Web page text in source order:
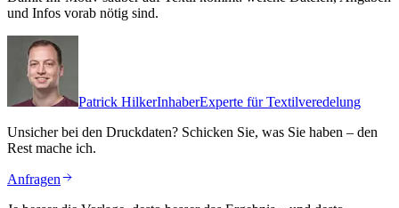
und Infos vorab nötig sind.
Patrick HilkerInhaberExperte für Textilveredelung
Unsicher bei den Druckdaten? Schicken Sie, was Sie haben – den
Rest mache ich.
Anfragen